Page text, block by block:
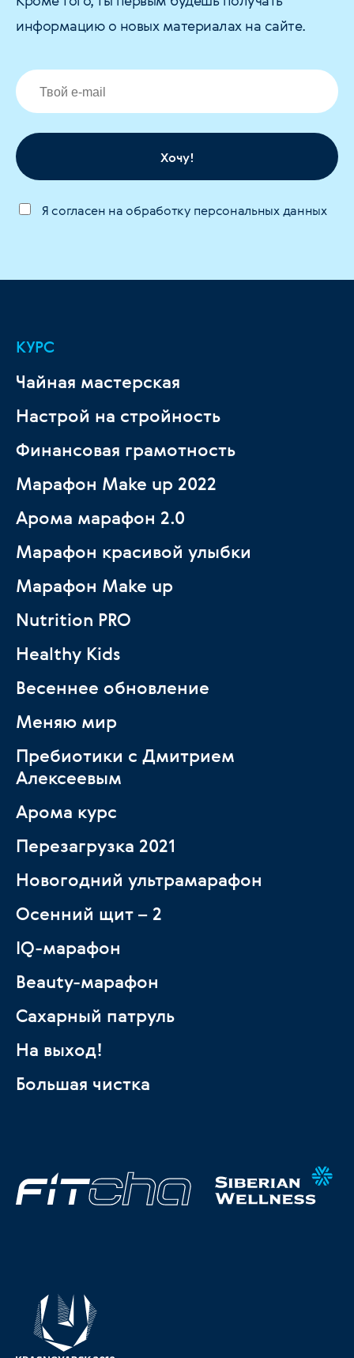
информацию о новых материалах на сайте.
Хочу!
Я согласен на обработку персональных данных
КУРС
Чайная мастерская
Настрой на стройность
Финансовая грамотность
Марафон Make up 2022
Арома марафон 2.0
Марафон красивой улыбки
Марафон Make up
Nutrition PRO
Healthy Kids
Весеннее обновление
Меняю мир
Пребиотики с Дмитрием
Алексеевым
Арома курс
Перезагрузка 2021
Новогодний ультрамарафон
Осенний щит – 2
IQ-марафон
Beauty-марафон
Сахарный патруль
На выход!
Большая чистка